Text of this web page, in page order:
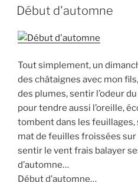
où
est
ON
Début d'automne
Tout simplement, un
des châtaignes avec mon
des plumes, sentir l’odeur
pour tendre aussi l’oreille,
tombent dans les feuillages,
mat de feuilles froissées
sentir le vent frais balayer
d’automne…
Début d’automne…